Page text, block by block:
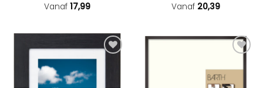
Gewaardeerd
Vanaf 17,99 Vanaf 20,39